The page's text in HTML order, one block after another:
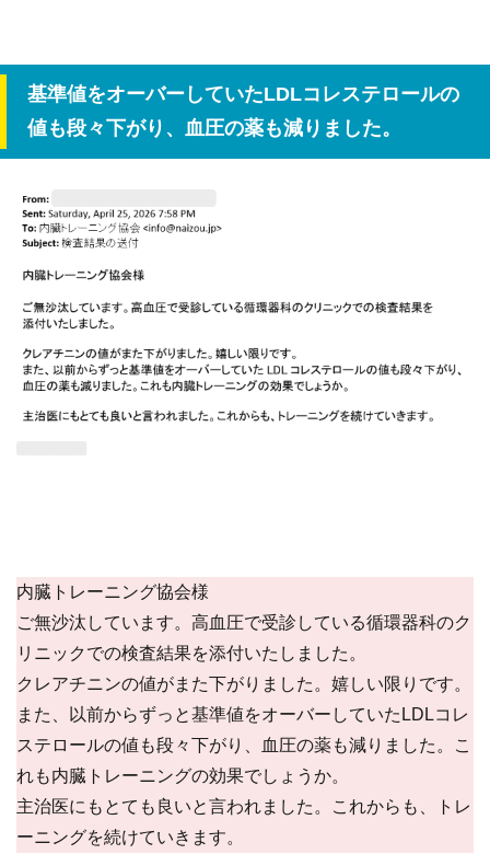
基準値をオーバーしていたLDLコレステロールの
値も段々下がり、血圧の薬も減りました。
内臓トレーニング協会様
ご無沙汰しています。高血圧で受診している循環器科のク
リニックでの検査結果を添付いたしました。
クレアチニンの値がまた下がりました。嬉しい限りです。
また、以前からずっと基準値をオーバーしていたLDLコレ
ステロールの値も段々下がり、血圧の薬も減りました。こ
れも内臓トレーニングの効果でしょうか。
主治医にもとても良いと言われました。これからも、トレ
ーニングを続けていきます。